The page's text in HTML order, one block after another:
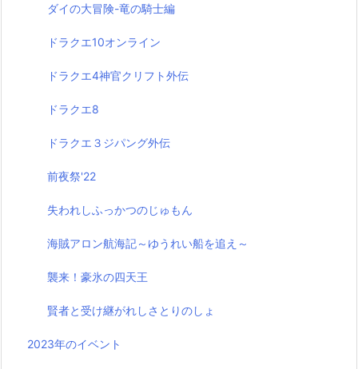
ダイの大冒険-竜の騎士編
ドラクエ10オンライン
ドラクエ4神官クリフト外伝
ドラクエ8
ドラクエ３ジパング外伝
前夜祭'22
失われしふっかつのじゅもん
海賊アロン航海記～ゆうれい船を追え～
襲来！豪氷の四天王
賢者と受け継がれしさとりのしょ
2023年のイベント